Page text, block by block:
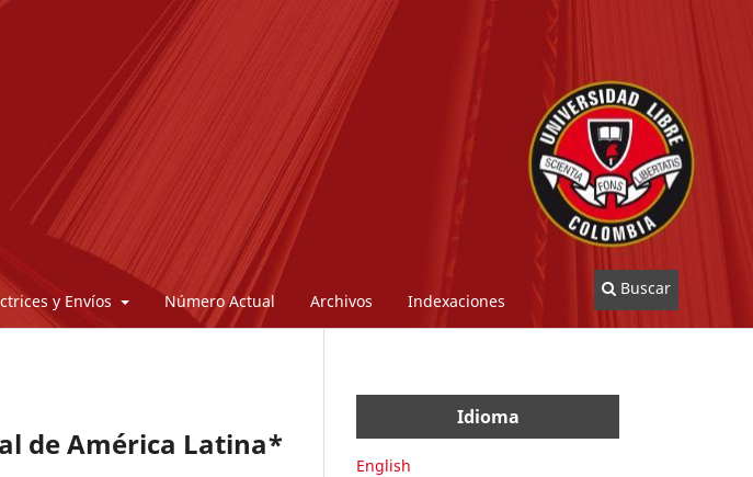
y Envíos Número Actual Archivos Indexaciones
Buscar
de América Latina*
Idioma
English